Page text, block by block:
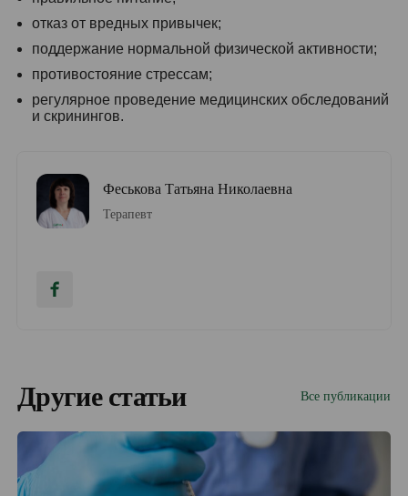
отказ от вредных привычек;
поддержание нормальной физической активности;
противостояние стрессам;
регулярное проведение медицинских обследований
и скринингов.
Феськова Татьяна Николаевна
Терапевт
Другие статьи Все публикации